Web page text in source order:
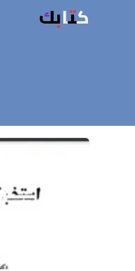
كتابك